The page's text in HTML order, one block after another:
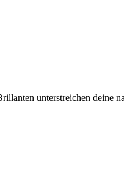
unterstreichen deine